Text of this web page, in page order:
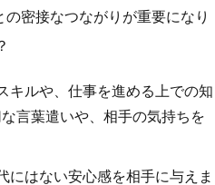
密接なつながりが重要になり
キルや、仕事を進める上での知
言葉遣いや、相手の気持ちを
にはない安心感を相手に与えま